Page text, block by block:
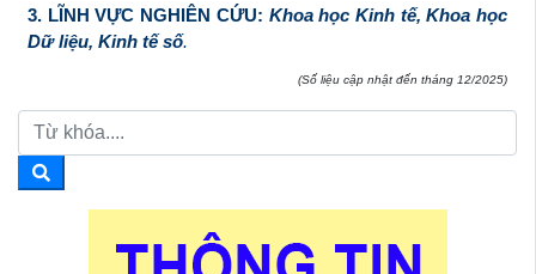
3. LĨNH VỰC NGHIÊN CỨU: Khoa học Kinh tế, Khoa học
Dữ liệu, Kinh tế số.
(Số liệu cập nhật đến tháng 12/2025)